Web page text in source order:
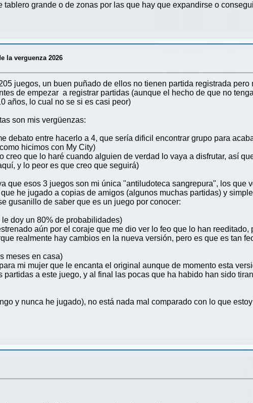
grande o de zonas por las que hay que expandirse o
la verguenza 2026
juegos, un buen puñado de ellos no tienen partida registrada
de empezar a registrar partidas (aunque el hecho de que no
años, lo cual no se si es casi peor)
son mis vergüenzas:
debato entre hacerlo a 4, que sería dificil encontrar grupo para
hicimos con My City)
creo que lo haré cuando alguien de verdad lo vaya a disfrutar, así
y lo peor es que creo que seguirá)
que esos 3 juegos son mi única "antiludoteca sangrepura", los que
he jugado a copias de amigos (algunos muchas partidas) y
gusanillo de saber que es un juego por conocer:
doy un 80% de probabilidades)
aún por el coraje que me dio ver lo feo que lo han
realmente hay cambios en la nueva versión, pero es que es tan
meses en casa)
mi mujer que le encanta el original aunque de momento esta
a este juego, y al final las pocas que ha habido han sido
y nunca he jugado), no está nada mal comparado con lo que